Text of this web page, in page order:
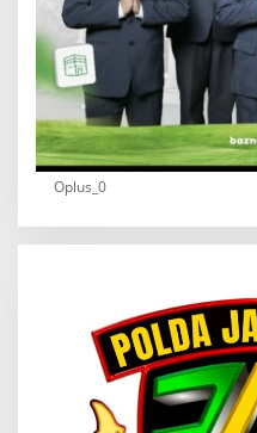
Oplus_0